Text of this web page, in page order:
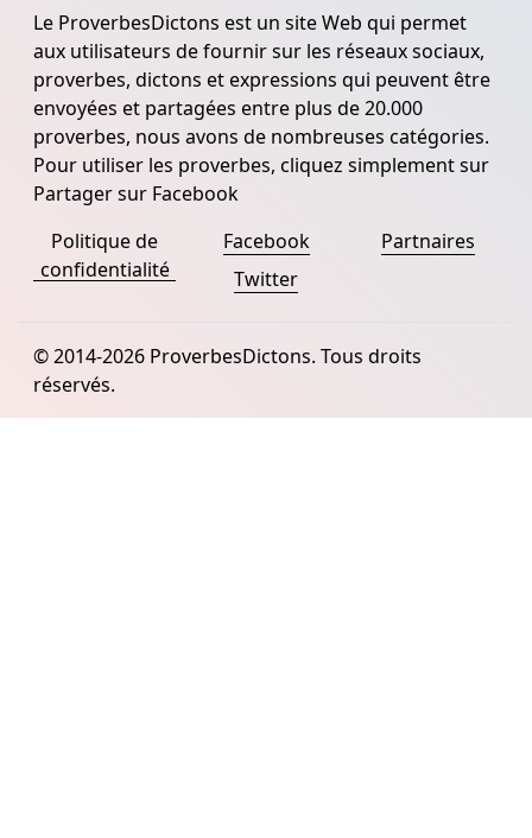
Le ProverbesDictons est un site Web qui permet
aux utilisateurs de fournir sur les réseaux sociaux,
proverbes, dictons et expressions qui peuvent être
envoyées et partagées entre plus de 20.000
proverbes, nous avons de nombreuses catégories.
Pour utiliser les proverbes, cliquez simplement sur
Partager sur Facebook
Politique de
confidentialité
Facebook
Twitter
Partnaires
© 2014-2026 ProverbesDictons. Tous droits
réservés.